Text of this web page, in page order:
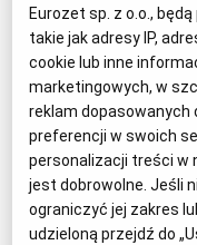
Eurozet sp. z o.o.,
takie jak adresy IP,
cookie lub inne
marketingowych, w
reklam dopasowanych
preferencji w swoich
personalizacji treści w
jest dobrowolne. Jeśli
ograniczyć jej zakres
udzieloną przejdź do